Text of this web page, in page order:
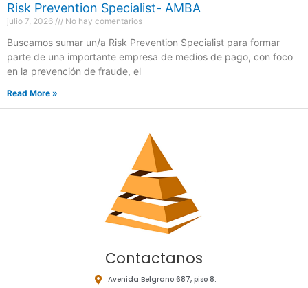
Risk Prevention Specialist- AMBA
julio 7, 2026 No hay comentarios
Buscamos sumar un/a Risk Prevention Specialist para formar
parte de una importante empresa de medios de pago, con foco
en la prevención de fraude, el
Read More »
Contactanos
Avenida Belgrano 687, piso 8.